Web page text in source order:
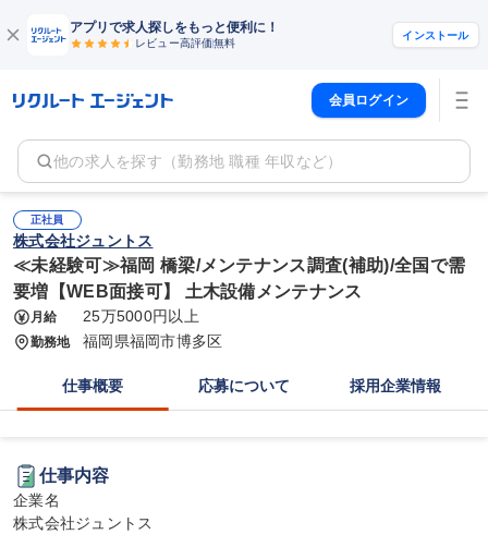
アプリで求人探しをもっと便利に！
レビュー高評価無料
インストール
会員ログイン
他の求人を探す（勤務地 職種 年収など）
正社員
株式会社ジュントス
≪未経験可≫福岡 橋梁/メンテナンス調査(補助)/全国で需
要増【WEB面接可】 土木設備メンテナンス
月給 25万5000円以上
勤務地 福岡県福岡市博多区
仕事概要 応募について 採用企業情報
仕事内容
企業名
株式会社ジュントス